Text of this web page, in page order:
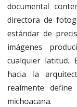
documental
directora de
estándar de
imágenes
cualquier latitud.
hacia la
realmente
michoacana.